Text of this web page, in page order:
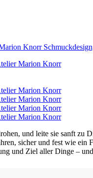
und leite sie sanft zu
sicher und fest wie ein
und Ziel aller Dinge –